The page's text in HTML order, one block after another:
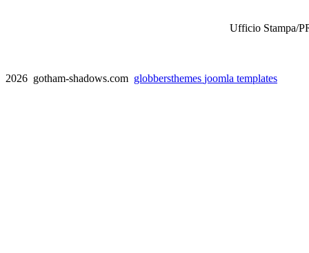
Ufficio Stampa/
2026 gotham-shadows.com globbersthemes joomla templates